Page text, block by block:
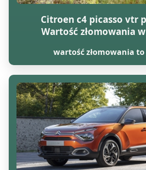
Citroen c4 picasso vtr
Wartość złomowania
wartość złomowania to